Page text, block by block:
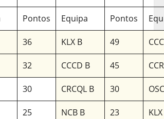
Pontos Equipa Pontos
36 KLX B 49
32 CCCD B 45
30 CRCQL B 30
25 NCB B 23